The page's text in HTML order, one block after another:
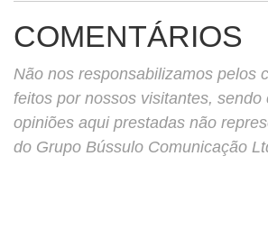
COMENTÁRIOS
Não nos responsabilizamos pelos
feitos por nossos visitantes, sendo
opiniões aqui prestadas não
do Grupo Bússulo Comunicação